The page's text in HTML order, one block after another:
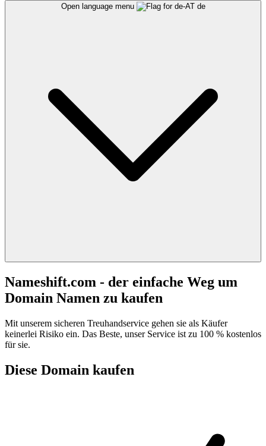
Open language menu de
Nameshift.com - der einfache Weg um
Domain Namen zu kaufen
Mit unserem sicheren Treuhandservice gehen sie als Käufer
keinerlei Risiko ein. Das Beste, unser Service ist zu 100 % kostenlos
für sie.
Diese Domain kaufen